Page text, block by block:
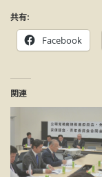
共有:
Facebook
関連